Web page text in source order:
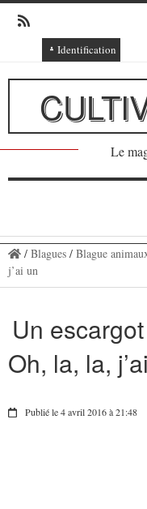
Identification
Connexion
Connexion via
Inscription
Ajout texte ou
Le
/ Blagues/ Blague
j’ai un
Un
Oh, la, la,
Publié le 4 avril 2016 à 21:48